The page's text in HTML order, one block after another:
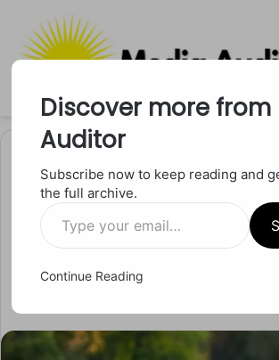
अंतर्राष्ट्रीय
कद्दू की नाव में 70 किमी
Discover more from
Auditor
Subscribe now to keep reading and
the full archive.
Type
your
email…
Continue Reading